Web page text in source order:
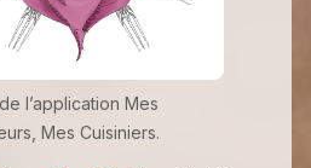
l’application Mes
Mes Cuisiniers.